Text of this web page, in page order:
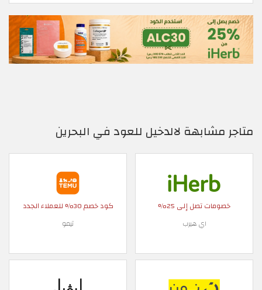
متاجر مشابهة لالدخيل للعود في البحرين
خصومات تصل إلى 25%
اي هيرب
كود خصم 30% للعملاء الجدد
تيمو